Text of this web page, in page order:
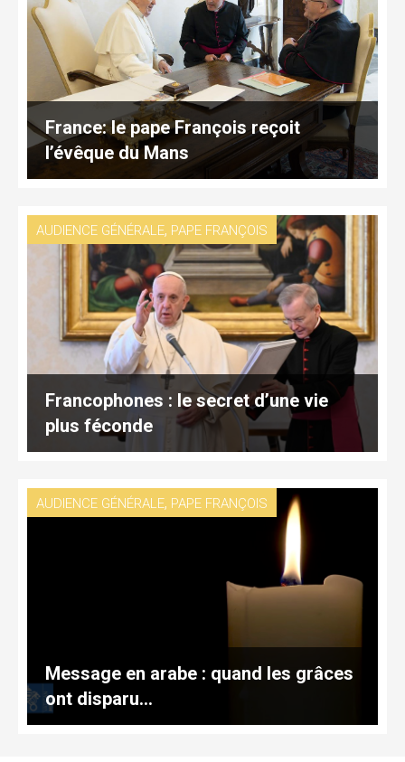
France: le pape François reçoit
l’évêque du Mans
AUDIENCE GÉNÉRALE, PAPE FRANÇOIS
Francophones : le secret d’une vie
plus féconde
AUDIENCE GÉNÉRALE, PAPE FRANÇOIS
Message en arabe : quand les grâces
ont disparu…